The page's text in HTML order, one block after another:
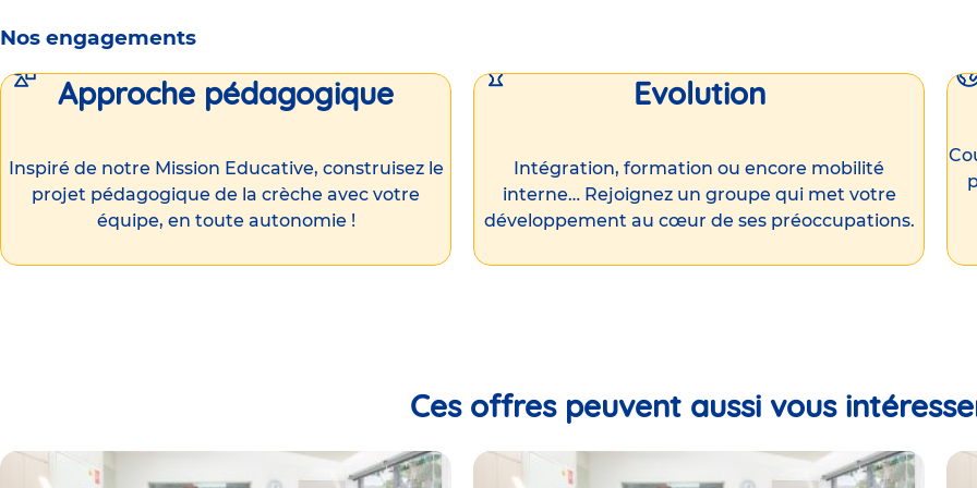
Nos engagements
Approche pédagogique
Inspiré de notre Mission Educative, construisez le
projet pédagogique de la crèche avec votre
équipe, en toute autonomie !
Evolution
Intégration, formation ou encore mobilité
interne… Rejoignez un groupe qui met votre
développement au cœur de ses préoccupations.
Ces offres peuvent aussi vous